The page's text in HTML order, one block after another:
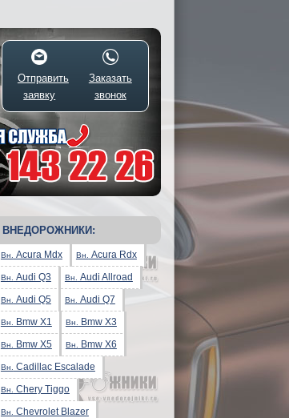
Отправить
заявку
Заказать
звонок
ВНЕДОРОЖНИКИ:
Вн. Acura Mdx Вн. Acura Rdx
Вн. Audi Q3 Вн. Audi Allroad
Вн. Audi Q5 Вн. Audi Q7
Вн. Bmw X1 Вн. Bmw X3
Вн. Bmw X5 Вн. Bmw X6
Вн. Cadillac Escalade
Вн. Chery Tiggo
Вн. Chevrolet Blazer